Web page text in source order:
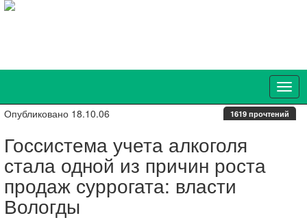
Опубликовано 18.10.06 1619 прочтений
Госсистема учета алкоголя
стала одной из причин роста
продаж суррогата: власти
Вологды